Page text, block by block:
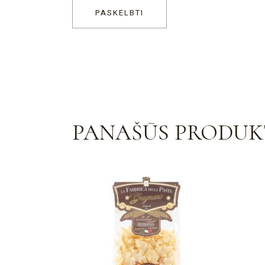
PASKELBTI
PANAŠŪS